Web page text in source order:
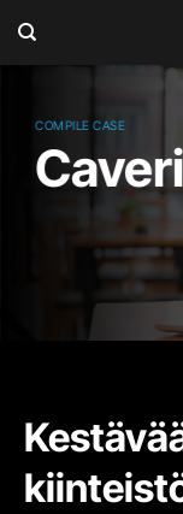
COMPILE CASE